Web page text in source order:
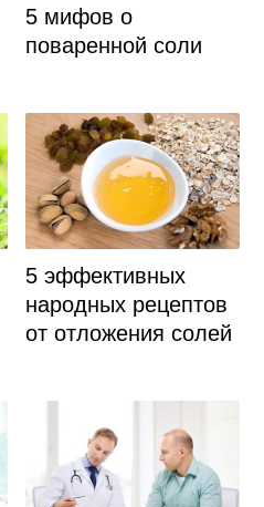
5 мифов о
поваренной соли
5 эффективных
народных рецептов
от отложения солей